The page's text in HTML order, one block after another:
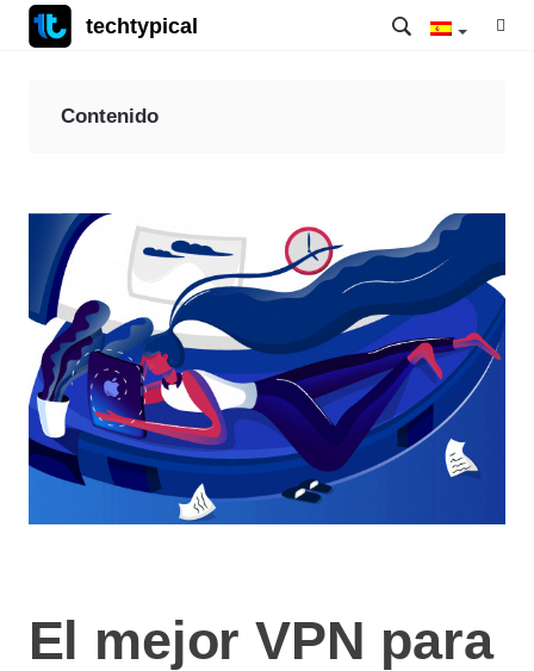
techtypical
El mejor VPN para
Contenido